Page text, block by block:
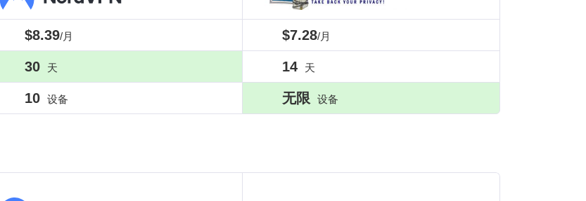
$8.39/月
30 天
10 设备
$7.28/月
14 天
无限 设备